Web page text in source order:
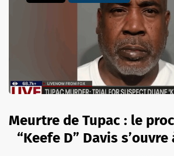
Meurtre de Tupac : le
“Keefe D” Davis s’ouvre